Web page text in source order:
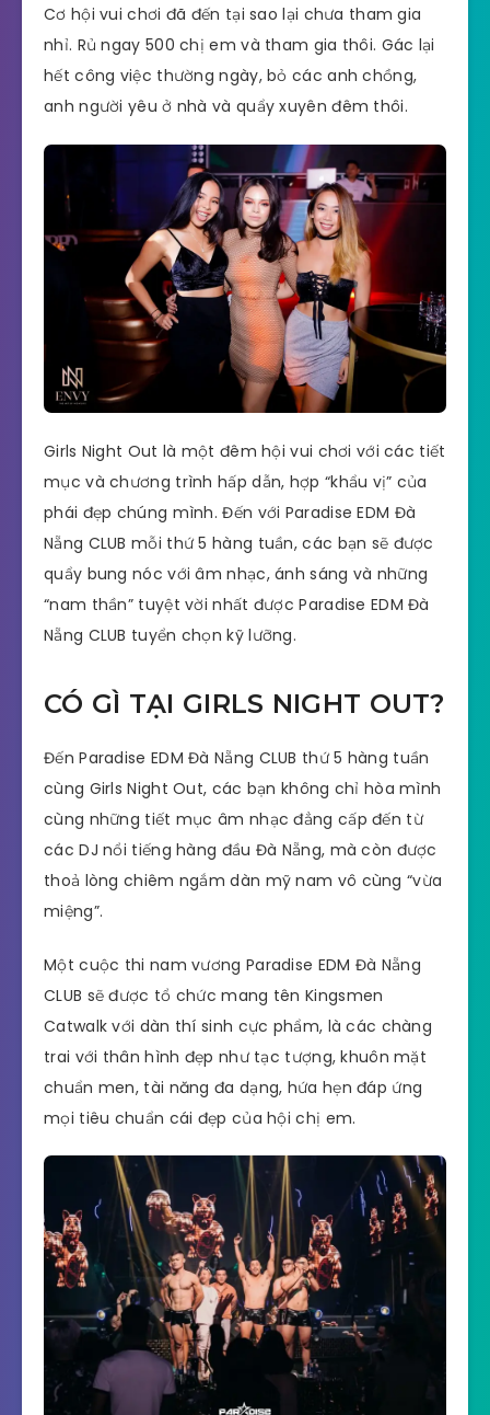
Cơ hội vui chơi đã đến tại sao lại chưa tham gia
nhỉ. Rủ ngay 500 chị em và tham gia thôi. Gác lại
hết công việc thường ngày, bỏ các anh chồng,
anh người yêu ở nhà và quẩy xuyên đêm thôi.
Girls Night Out là một đêm hội vui chơi với các tiết
mục và chương trình hấp dẫn, hợp “khẩu vị” của
phái đẹp chúng mình. Đến với Paradise EDM Đà
Nẵng CLUB mỗi thứ 5 hàng tuần, các bạn sẽ được
quẩy bung nóc với âm nhạc, ánh sáng và những
“nam thần” tuyệt vời nhất được Paradise EDM Đà
Nẵng CLUB tuyển chọn kỹ lưỡng.
CÓ GÌ TẠI GIRLS NIGHT OUT?
Đến Paradise EDM Đà Nẵng CLUB thứ 5 hàng tuần
cùng Girls Night Out, các bạn không chỉ hòa mình
cùng những tiết mục âm nhạc đẳng cấp đến từ
các DJ nổi tiếng hàng đầu Đà Nẵng, mà còn được
thoả lòng chiêm ngắm dàn mỹ nam vô cùng “vừa
miệng”.
Một cuộc thi nam vương Paradise EDM Đà Nẵng
CLUB sẽ được tổ chức mang tên Kingsmen
Catwalk với dàn thí sinh cực phẩm, là các chàng
trai với thân hình đẹp như tạc tượng, khuôn mặt
chuẩn men, tài năng đa dạng, hứa hẹn đáp ứng
mọi tiêu chuẩn cái đẹp của hội chị em.